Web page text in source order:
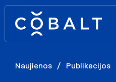
Naujienos / Publikacijos